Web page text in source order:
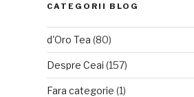
CATEGORII BLOG
d'Oro Tea (80)
Despre Ceai (157)
Fara categorie (1)